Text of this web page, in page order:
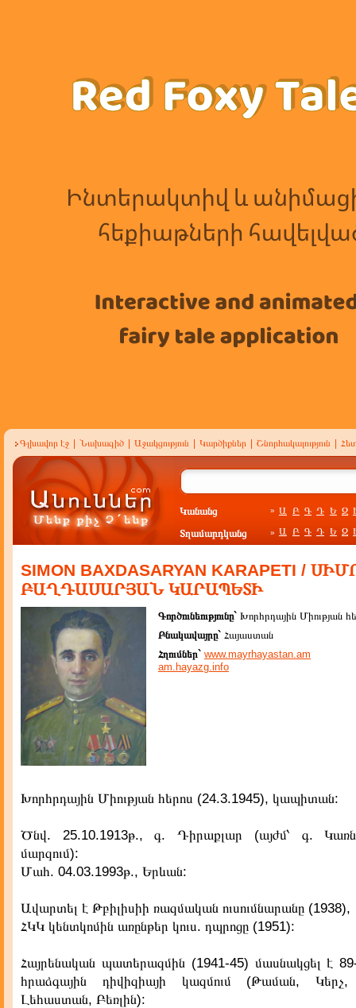
Գլխավոր էջ Նախագիծ Աջակցություն Կարծիքներ Շնորհակալություն
Կանանց » Ա Բ Գ Դ Ե Զ
Տղամարդկանց » Ա Բ Գ Դ Ե Զ
SIMON BAXDASARYAN KARAPETI /
ԲԱՂԴԱՍԱՐՅԱՆ ԿԱՐԱՊԵՏԻ
Գործունեությունը` Խորհրդային Միության
Բնակավայրը` Հայաստան
Հղումներ` www.mayrhayastan.am
am.hayazg.info
Խորհրդային Միության հերոս (24.3.1945), կապիտան:
Ծնվ. 25.10.1913թ., գ. Դիրաքլար (այժմ՝ գ.
մարզում):
Մահ. 04.03.1993թ., Երևան:
Ավարտել է Թբիլիսիի ռազմական ուսումնարանը (1938),
ՀԿԿ կենտկոմին առընթեր կուս. դպրոցը (1951):
Հայրենական պատերազմին (1941-45) մասնակցել է
հրաձգային դիվիզիայի կազմում (Թաման,
Լեհաստան, Բեռլին):